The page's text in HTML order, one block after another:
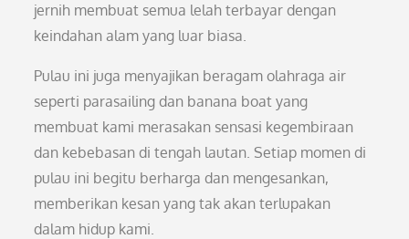
jernih membuat semua lelah terbayar dengan
keindahan alam yang luar biasa.
Pulau ini juga menyajikan beragam olahraga air
seperti parasailing dan banana boat yang
membuat kami merasakan sensasi kegembiraan
dan kebebasan di tengah lautan. Setiap momen di
pulau ini begitu berharga dan mengesankan,
memberikan kesan yang tak akan terlupakan
dalam hidup kami.